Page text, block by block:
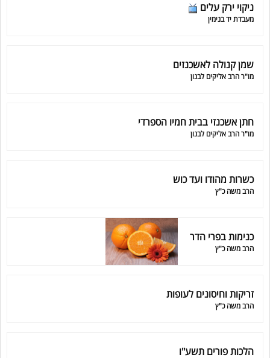
ניקוי ירק עלים
מעבדת יד בנימין
שמן קנולה לאשכנזים
מו"ר הרב אליקים לבנון
חתן אשכנזי בבית חמיו הספרדי
מו"ר הרב אליקים לבנון
כשרות מהודו ועד כוש
הרב משה כ"ץ
כנימות בפרי הדר
הרב משה כ"ץ
זריקות וחיסונים לעופות
הרב משה כ"ץ
הלכות פורים תשע"ו